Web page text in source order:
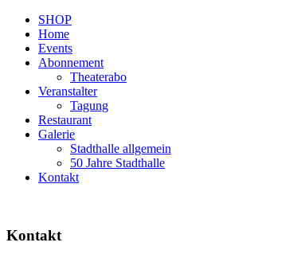
SHOP
Home
Events
Abonnement
Theaterabo
Veranstalter
Tagung
Restaurant
Galerie
Stadthalle allgemein
50 Jahre Stadthalle
Kontakt
Kontakt